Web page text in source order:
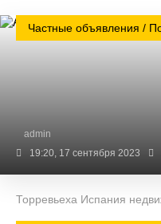
Частные объявления /
admin
19:20, 17 сентября 2023
Торревьеха Испания